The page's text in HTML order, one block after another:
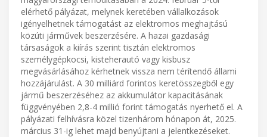
elérhető pályázat, melynek keretében vállalkozások
igényelhetnek támogatást az elektromos meghajtású
közúti járművek beszerzésére. A hazai gazdasági
társaságok a kiírás szerint tisztán elektromos
személygépkocsi, kisteherautó vagy kisbusz
megvásárlásához kérhetnek vissza nem térítendő állami
hozzájárulást. A 30 milliárd forintos keretösszegből egy
jármű beszerzéséhez az akkumulátor kapacitásának
függvényében 2,8-4 millió forint támogatás nyerhető el. A
pályázati felhívásra közel tizenhárom hónapon át, 2025.
március 31-ig lehet majd benyújtani a jelentkezéseket.